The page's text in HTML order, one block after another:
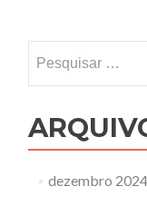
por:
dezembro 2024